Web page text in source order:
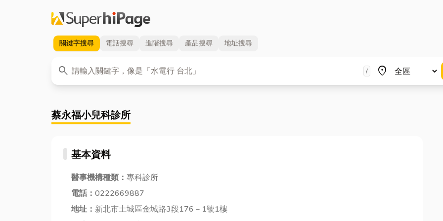
關鍵字搜尋 電話搜尋 進階搜尋 產品搜尋 地址搜尋
search
關鍵字 / place
地區
蔡永福小兒科診所
基本資料
醫事機構種類： 專科診所
電話： 0222669887
地址： 新北市土城區金城路3段176－1號1樓